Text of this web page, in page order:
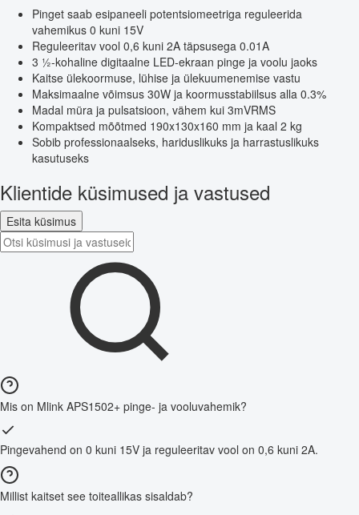
Pinget saab esipaneeli potentsiomeetriga reguleerida
vahemikus 0 kuni 15V
Reguleeritav vool 0,6 kuni 2A täpsusega 0.01A
3 ½-kohaline digitaalne LED-ekraan pinge ja voolu jaoks
Kaitse ülekoormuse, lühise ja ülekuumenemise vastu
Maksimaalne võimsus 30W ja koormusstabiilsus alla 0.3%
Madal müra ja pulsatsioon, vähem kui 3mVRMS
Kompaktsed mõõtmed 190x130x160 mm ja kaal 2 kg
Sobib professionaalseks, hariduslikuks ja harrastuslikuks
kasutuseks
Klientide küsimused ja vastused
Esita küsimus
Mis on Mlink APS1502+ pinge- ja vooluvahemik?
Pingevahend on 0 kuni 15V ja reguleeritav vool on 0,6 kuni 2A.
Millist kaitset see toiteallikas sisaldab?